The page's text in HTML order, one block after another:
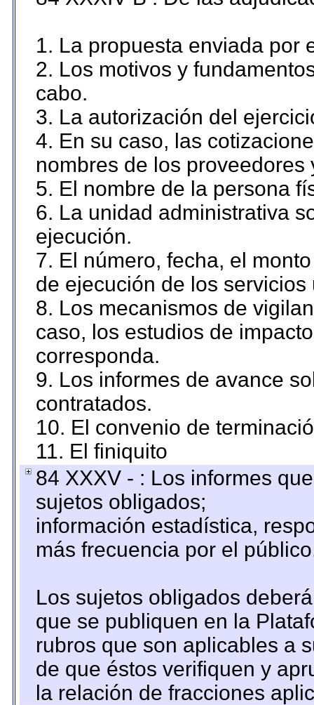
1. La propuesta enviada por
2. Los motivos y
cabo.
3. La autorización del
4. En su caso, las
nombres de los proveedores
5. El nombre de la persona
6. La unidad administrativa
ejecución.
7. El número, fecha, el
de ejecución de los servicios
8. Los mecanismos de
caso, los estudios de
corresponda.
9. Los informes de avance
contratados.
10. El convenio de
11. El finiquito
84 XXXV - : Los informes
sujetos obligados;
información estadística,
más frecuencia por el
Los sujetos obligados
que se publiquen en la
rubros que son aplicables a
de que éstos verifiquen y
la relación de fracciones